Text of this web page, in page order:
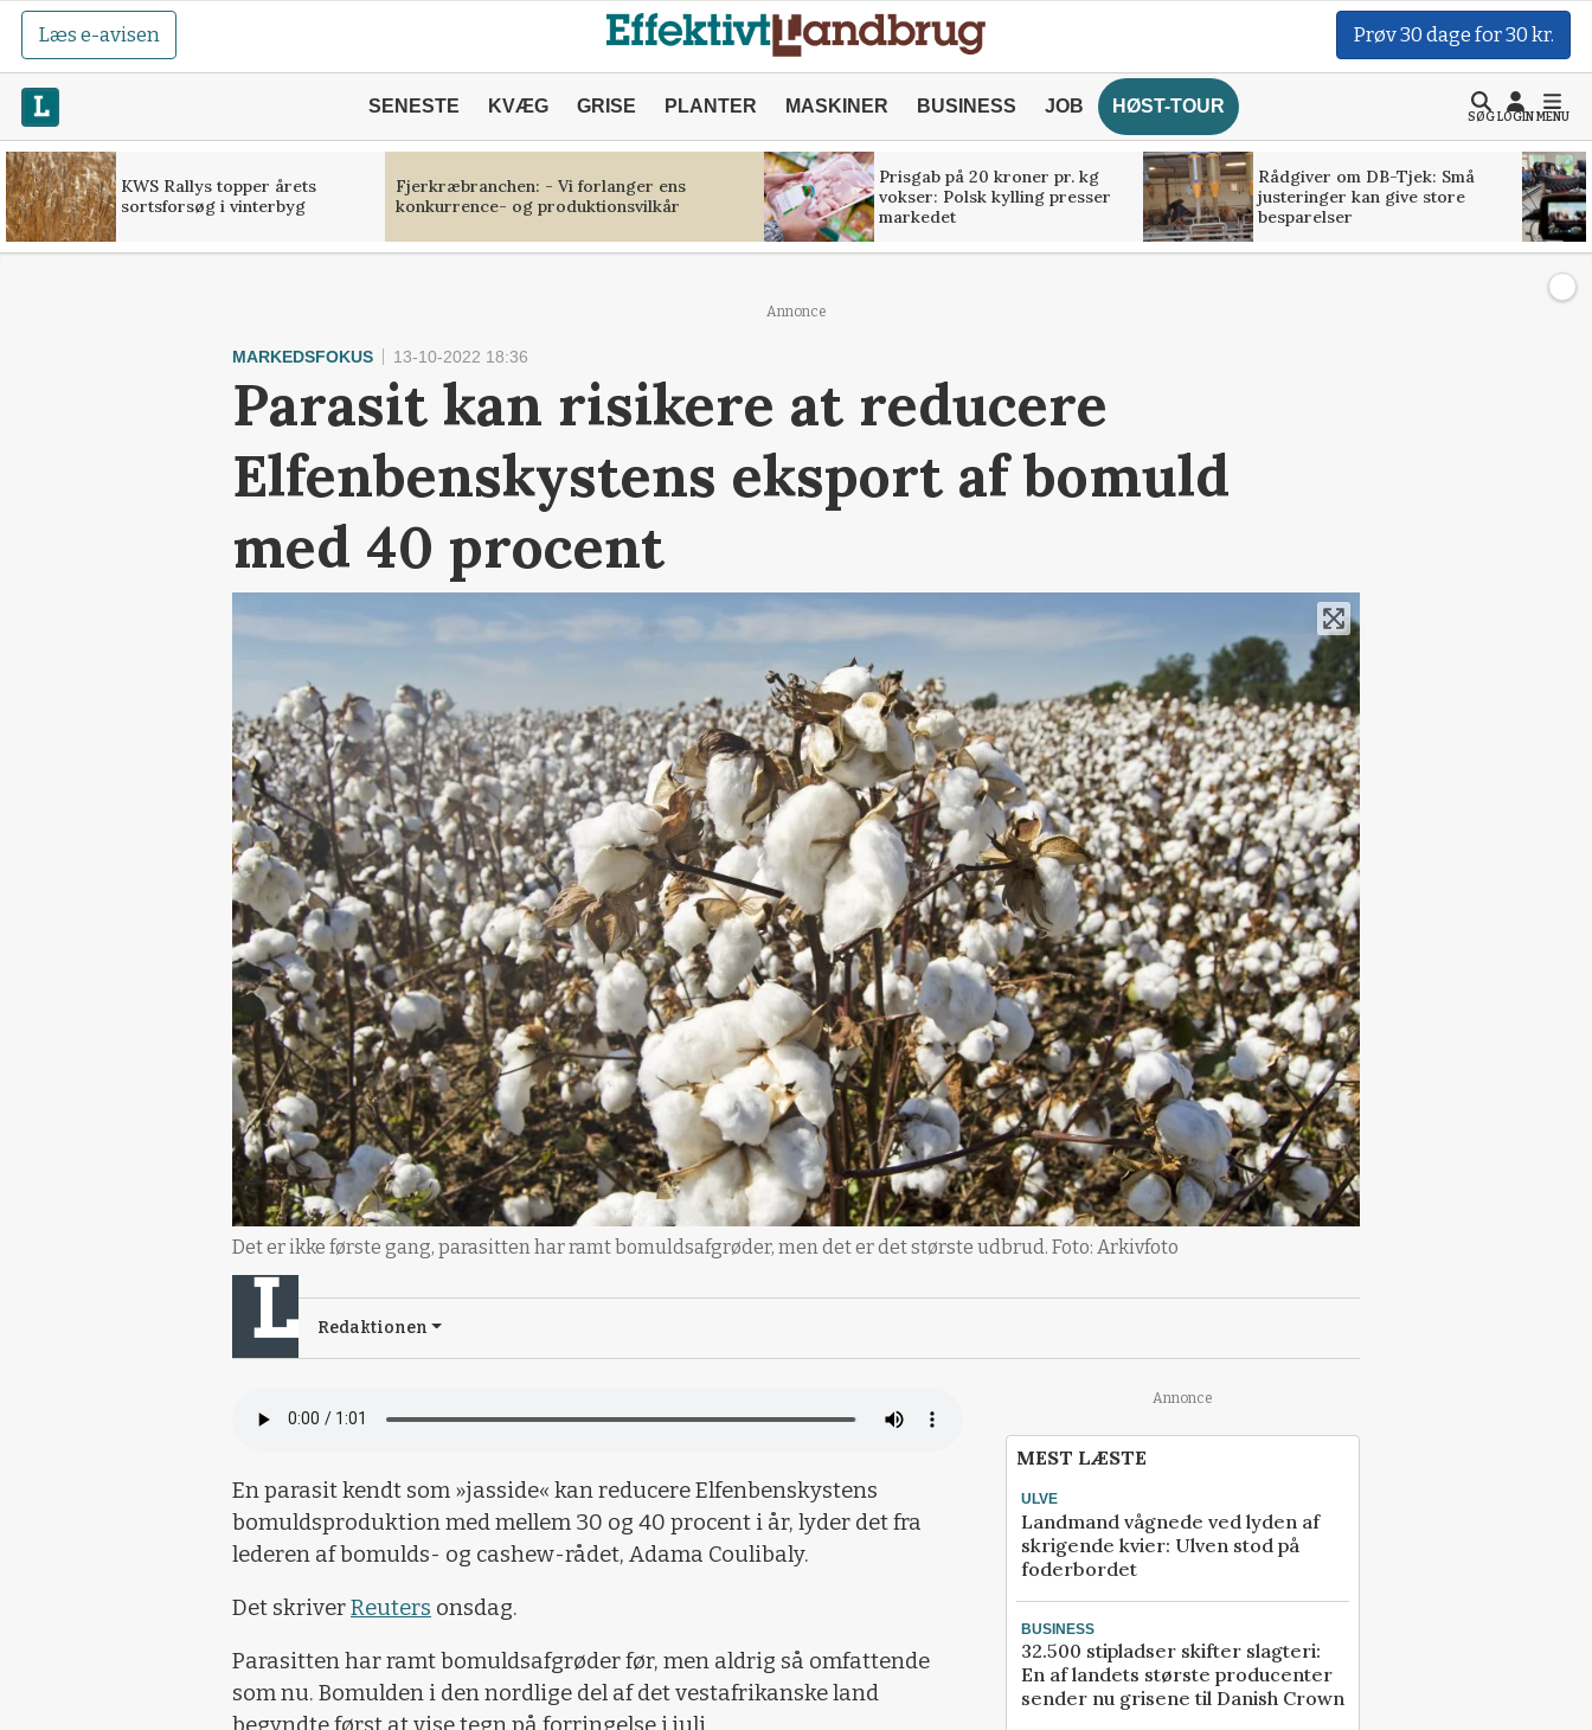
Læs e-avisen Prøv 30 dage for 30 kr.
SENESTE KVÆG GRISE PLANTER MASKINER BUSINESS JOB HØST-TOUR
SØGLOGINMENU
KWS Rallys topper årets
sortsforsøg i vinterbyg
Fjerkræbranchen: - Vi forlanger ens
konkurrence- og produktionsvilkår
Prisgab på 20 kroner pr. kg
vokser: Polsk kylling presser
markedet
Rådgiver om DB-Tjek: Små
justeringer kan give store
besparelser
Annonce
MARKEDSFOKUS 13-10-2022 18:36
Parasit kan risikere at reducere
Elfenbenskystens eksport af bomuld
med 40 procent
Det er ikke første gang, parasitten har ramt bomuldsafgrøder, men det er det største udbrud. Foto: Arkivfoto
Redaktionen
En parasit kendt som »jasside« kan reducere Elfenbenskystens
bomuldsproduktion med mellem 30 og 40 procent i år, lyder det fra
lederen af bomulds- og cashew-rådet, Adama Coulibaly.
Det skriverReuters onsdag.
Parasitten har ramt bomuldsafgrøder før, men aldrig så omfattende
som nu. Bomulden i den nordlige del af det vestafrikanske land
Annonce
MEST LÆSTE
ULVE
Landmand vågnede ved lyden af
skrigende kvier: Ulven stod på
foderbordet
BUSINESS
32.500 stipladser skifter slagteri:
En af landets største producenter
sender nu grisene til Danish Crown